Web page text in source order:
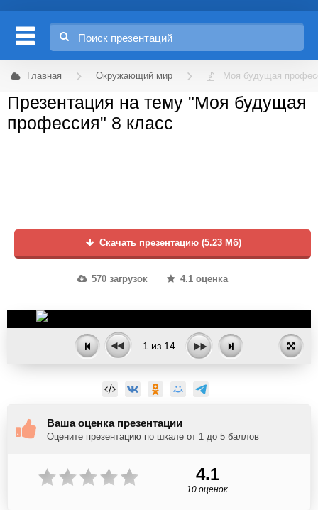
Главная Окружающий мир Моя будущая
Презентация на тему "Моя будущая
профессия" 8 класс
Скачать презентацию (5.23 Мб)
570 загрузок 4.1 оценка
1 из 14
Ваша оценка презентации
Оцените презентацию по шкале от 1 до 5 баллов
4.1
10 оценок